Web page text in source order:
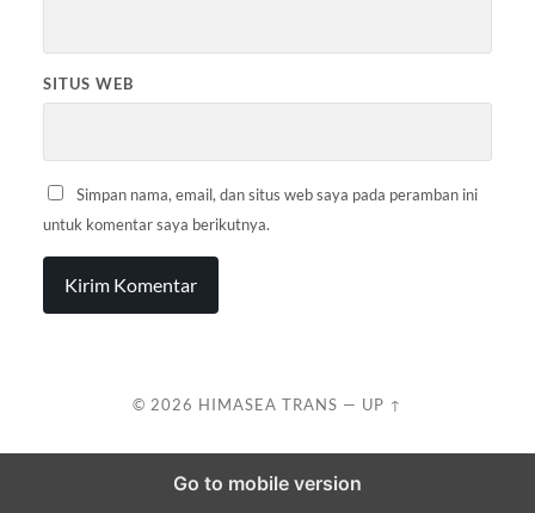
SITUS WEB
Simpan nama, email, dan situs web saya pada peramban ini
untuk komentar saya berikutnya.
© 2026 HIMASEA TRANS — UP ↑
Go to mobile version